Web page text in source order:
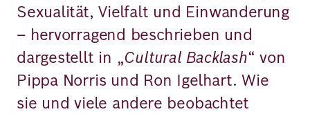
Sexualität, Vielfalt und Einwanderung
– hervorragend beschrieben und
dargestellt in „Cultural Backlash“ von
Pippa Norris und Ron Igelhart. Wie
sie und viele andere beobachtet